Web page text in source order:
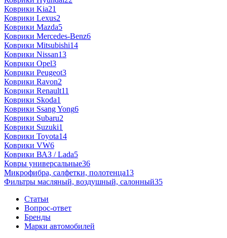
Коврики Kia21
Коврики Lexus2
Коврики Mazda5
Коврики Mercedes-Benz6
Коврики Mitsubishi14
Коврики Nissan13
Коврики Opel3
Коврики Peugeot3
Коврики Ravon2
Коврики Renault11
Коврики Skoda1
Коврики Ssang Yong6
Коврики Subaru2
Коврики Suzuki1
Коврики Toyota14
Коврики VW6
Коврики ВАЗ / Lada5
Ковры универсальные36
Микрофибра, салфетки, полотенца13
Фильтры масляный, воздушный, салонный35
Статьи
Вопрос-ответ
Бренды
Марки автомобилей